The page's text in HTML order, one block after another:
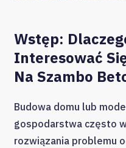
Wstęp:
Interesować
Na Szambo
Budowa domu lub
gospodarstwa często
rozwiązania problemu